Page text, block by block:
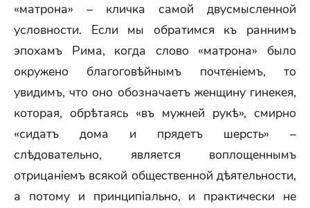
«матрона» – кличка самой двусмысленной
условности. Если мы обратимся къ раннимъ
эпохамъ Рима, когда слово «матрона» было
окружено благоговѣйнымъ почтеніемъ, то
увидимъ, что оно обозначаетъ женщину гинекея,
которая, обрѣтаясь «въ мужней рукѣ», смирно
«сидатъ дома и прядетъ шерсть» –
слѣдовательно, является воплощеннымъ
отрицаніемъ всякой общественной дѣятельности,
a потому и принципіально, и практически не